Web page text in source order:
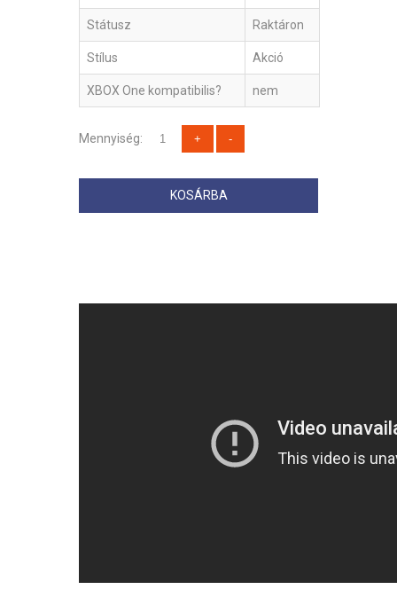
Státusz Raktáron
Stílus Akció
XBOX One kompatibilis? nem
Mennyiség:
KOSÁRBA